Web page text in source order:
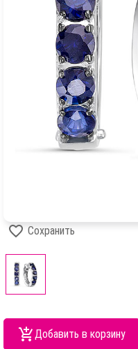
Сохранить
Добавить в корзину